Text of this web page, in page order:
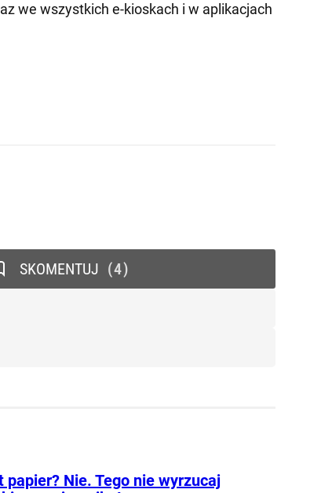
we wszystkich e-kioskach i w aplikacjach
SKOMENTUJ 4
papier? Nie. Tego nie wyrzucaj